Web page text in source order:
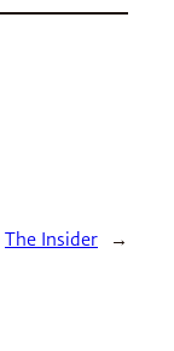
The Insider →